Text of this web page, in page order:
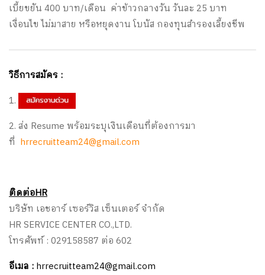
เบี้ยขยัน 400 บาท/เดือน ค่าข้าวกลางวัน วันละ 25 บาท
เงื่อนไข ไม่มาสาย หรือหยุดงาน โบนัส กองทุนสำรองเลี้ยงชีพ
วิธีการสมัคร :
1.
2. ส่ง Resume พร้อมระบุเงินเดือนที่ต้องการมา
ที่ hrrecruitteam24@gmail.com
ติดต่อHR
บริษัท เอชอาร์ เซอร์วิส เซ็นเตอร์ จำกัด
HR SERVICE CENTER CO.,LTD.
โทรศัพท์ : 029158587 ต่อ 602
อีเมล : hrrecruitteam24@gmail.com